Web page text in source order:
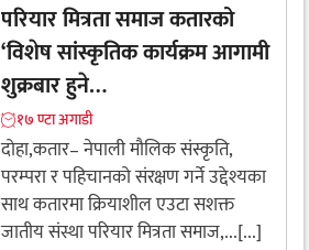
परियार मित्रता समाज कतारको
‘विशेष सांस्कृतिक कार्यक्रम आगामी
शुक्रबार हुने…
१७ ण्टा अगाडी
दोहा,कतार– नेपाली मौलिक संस्कृति,
परम्परा र पहिचानको संरक्षण गर्ने उद्देश्यका
साथ कतारमा क्रियाशील एउटा सशक्त
जातीय संस्था परियार मित्रता समाज,...[...]